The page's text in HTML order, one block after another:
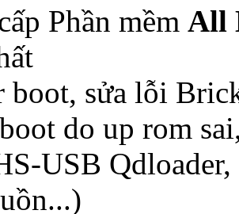
Phần mềm All
boot, sửa lỗi
do up rom
USB